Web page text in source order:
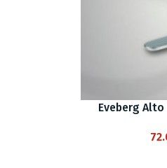
Eveberg